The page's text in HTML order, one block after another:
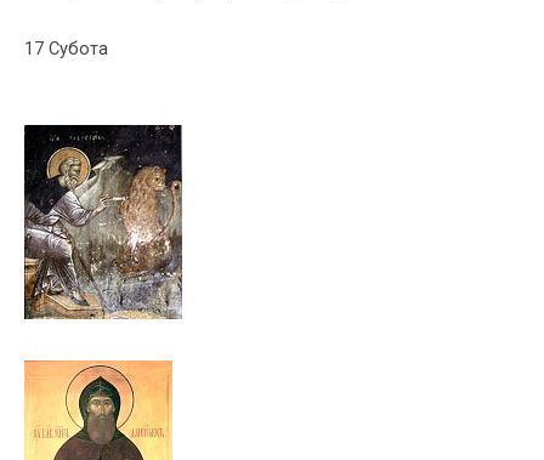
17 Субота